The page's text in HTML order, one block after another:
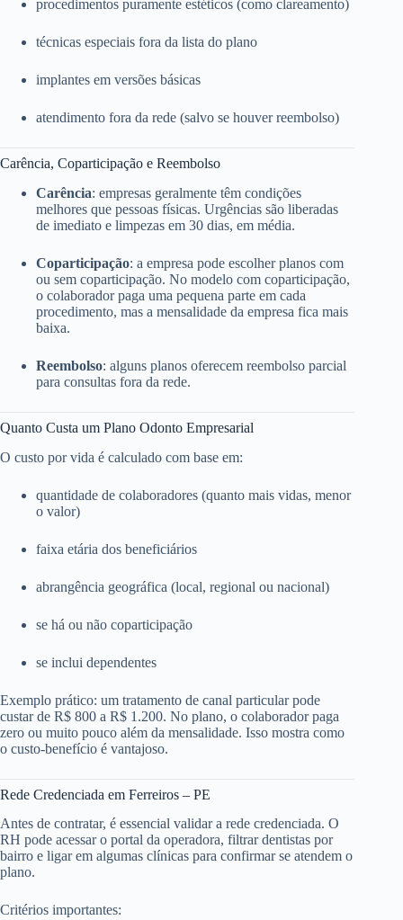
procedimentos puramente estéticos (como clareamento)
técnicas especiais fora da lista do plano
implantes em versões básicas
atendimento fora da rede (salvo se houver reembolso)
Carência, Coparticipação e Reembolso
Carência: empresas geralmente têm condições
melhores que pessoas físicas. Urgências são liberadas
de imediato e limpezas em 30 dias, em média.
Coparticipação: a empresa pode escolher planos com
ou sem coparticipação. No modelo com coparticipação,
o colaborador paga uma pequena parte em cada
procedimento, mas a mensalidade da empresa fica mais
baixa.
Reembolso: alguns planos oferecem reembolso parcial
para consultas fora da rede.
Quanto Custa um Plano Odonto Empresarial
O custo por vida é calculado com base em:
quantidade de colaboradores (quanto mais vidas, menor
o valor)
faixa etária dos beneficiários
abrangência geográfica (local, regional ou nacional)
se há ou não coparticipação
se inclui dependentes
Exemplo prático: um tratamento de canal particular pode
custar de R$ 800 a R$ 1.200. No plano, o colaborador paga
zero ou muito pouco além da mensalidade. Isso mostra como
o custo-benefício é vantajoso.
Rede Credenciada em Ferreiros – PE
Antes de contratar, é essencial validar a rede credenciada. O
RH pode acessar o portal da operadora, filtrar dentistas por
bairro e ligar em algumas clínicas para confirmar se atendem o
plano.
Critérios importantes: